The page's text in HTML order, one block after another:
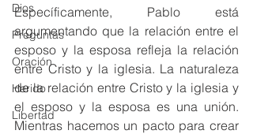
Dios
Preguntas
Oración
Herido
Libertad
Específicamente, Pablo está
argumentando que la relación entre el
esposo y la esposa refleja la relación
entre Cristo y la iglesia. La naturaleza
de la relación entre Cristo y la iglesia y
el esposo y la esposa es una unión.
Mientras hacemos un pacto para crear